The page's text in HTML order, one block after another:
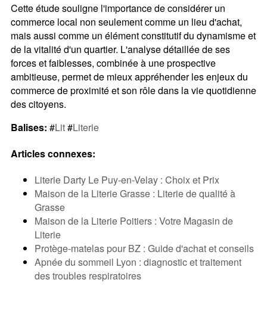
Cette étude souligne l'importance de considérer un
commerce local non seulement comme un lieu d'achat,
mais aussi comme un élément constitutif du dynamisme et
de la vitalité d'un quartier. L'analyse détaillée de ses
forces et faiblesses, combinée à une prospective
ambitieuse, permet de mieux appréhender les enjeux du
commerce de proximité et son rôle dans la vie quotidienne
des citoyens.
Balises: #Lit#Literie
Articles connexes:
Literie Darty Le Puy-en-Velay : Choix et Prix
Maison de la Literie Grasse : Literie de qualité à
Grasse
Maison de la Literie Poitiers : Votre Magasin de
Literie
Protège-matelas pour BZ : Guide d'achat et conseils
Apnée du sommeil Lyon : diagnostic et traitement
des troubles respiratoires